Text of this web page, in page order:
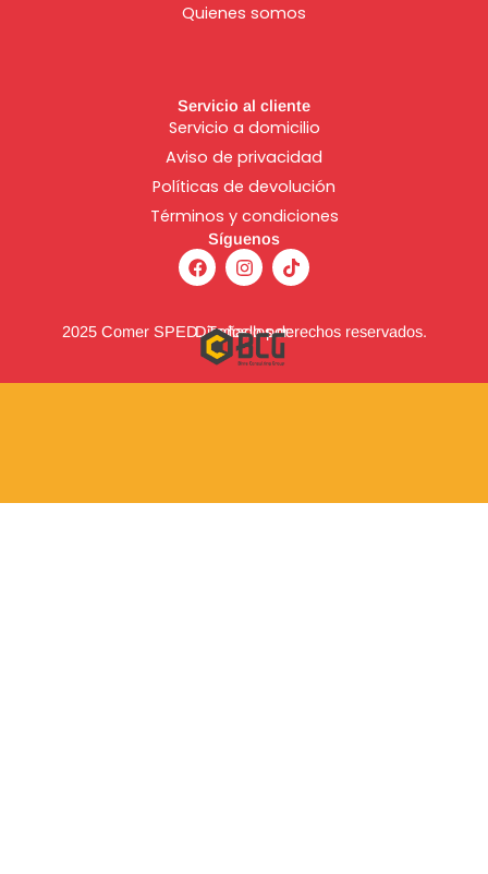
Quienes somos
Servicio al cliente
Servicio a domicilio
Aviso de privacidad
Políticas de devolución
Términos y condiciones
Síguenos
F
a
c
b
o
o
k
I
n
s
a
g
r
a
T
i
k
o
2025 Comer SPED. Todos los derechos reservados.
Diseñado por: